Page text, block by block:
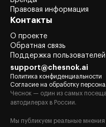
Правовая информация
Контакты
О проекте
Обратная связь
Поддержка пользователей
support@chesnok.ai
Политика конфиденциальности
Согласие на обработку
Чеснок — один из самых
автодилерах в России.
Мы публикуем реальные мнения